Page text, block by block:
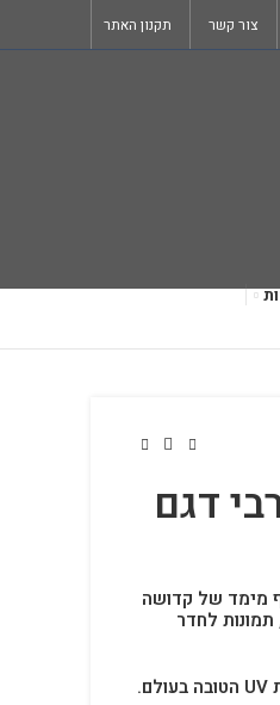
צור קשר תקנון האתר
דגם
דגם 001. התמונה תוסיף מימד של קדושה
תמונות לחדר